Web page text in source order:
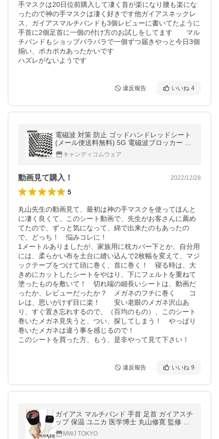
手マスクは20日位前購入して凄く首が楽になり腰も楽にな
ったので神の手マスクは凄く好きです他ガイアスネックレ
ス、ガイアスマルチバンドも3個レビューに書いてたように
手首に2個足首に一個の付け方のお試しをしてます　　マル
チバンドもショップバラバラで一個ずつ届きやっと今日3個
揃い、ポカポカあったかいです
違反報告 いいね 4
電磁波 対策 防止 ゴッドハンドレッドシート
(メール便送料無料) 5G 電磁波ブロッカー ブ
ラックアイ セラミック 不織布
キャンディコムウェア
動画見て購入！ 2022/12/28
5
丸山先生の動画見て、最初は神の手マスクを使ってほんと
に凄く良くて、このシート動画で、先生がお客さんに薦め
てたので、ずっと気になって、綿で出来たのもあったの
で、どっち！　悩みコレに！
1メートルありましたが、家族用に枕カバー下とか、自分用
には、柔らかい布を土台に縫い込んで2枚幅を変えて、マジ
ックテープをつけて頭に巻く、首に巻く！　寝る時は、大
きめにカットしたシートをやはり、下にフェルトを重ねて
塗ったものを敷いて！　切れ端の細長いシートは、動画だ
ったか、レビューだったか？　メガネのフチに巻く　　コ
レは、思いがけず目に楽！　　安い老眼のメガネ沢山あ
り、すぐ置き忘れするので、（百均のもの）、このシート
巻いたメガネ見失うと、つい、探してしまう！　やっぱり
巻いたメガネは違う事を感じるので！
このシートを買った方、もう、是非やって見て下さい！
違反報告 いいね 9
ガイアス マルチバンド 手首 足首 ガイアスチ
ップ 保温 ユニカ 医学博士 丸山修寛 監修 電
磁波防止グッズ
MWJ TOKYO